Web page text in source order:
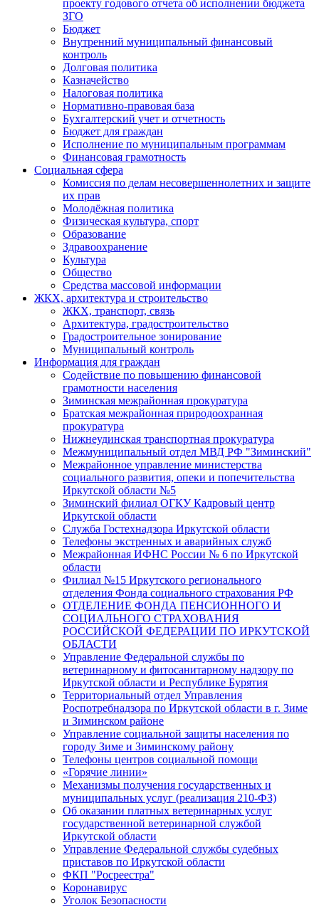
проекту годового отчета об исполнении бюджета
ЗГО
Бюджет
Внутренний муниципальный финансовый
контроль
Долговая политика
Казначейство
Налоговая политика
Нормативно-правовая база
Бухгалтерский учет и отчетность
Бюджет для граждан
Исполнение по муниципальным программам
Финансовая грамотность
Социальная сфера
Комиссия по делам несовершеннолетних и защите
их прав
Молодёжная политика
Физическая культура, спорт
Образование
Здравоохранение
Культура
Общество
Средства массовой информации
ЖКХ, архитектура и строительство
ЖКХ, транспорт, связь
Архитектура, градостроительство
Градостроительное зонирование
Муниципальный контроль
Информация для граждан
Содействие по повышению финансовой
грамотности населения
Зиминская межрайонная прокуратура
Братская межрайонная природоохранная
прокуратура
Нижнеудинская транспортная прокуратура
Межмуниципальный отдел МВД РФ "Зиминский"
Межрайонное управление министерства
социального развития, опеки и попечительства
Иркутской области №5
Зиминский филиал ОГКУ Кадровый центр
Иркутской области
Служба Гостехнадзора Иркутской области
Телефоны экстренных и аварийных служб
Межрайонная ИФНС России № 6 по Иркутской
области
Филиал №15 Иркутского регионального
отделения Фонда социального страхования РФ
ОТДЕЛЕНИЕ ФОНДА ПЕНСИОННОГО И
СОЦИАЛЬНОГО СТРАХОВАНИЯ
РОССИЙСКОЙ ФЕДЕРАЦИИ ПО ИРКУТСКОЙ
ОБЛАСТИ
Управление Федеральной службы по
ветеринарному и фитосанитарному надзору по
Иркутской области и Республике Бурятия
Территориальный отдел Управления
Роспотребнадзора по Иркутской области в г. Зиме
и Зиминском районе
Управление социальной защиты населения по
городу Зиме и Зиминскому району
Телефоны центров социальной помощи
«Горячие линии»
Механизмы получения государственных и
муниципальных услуг (реализация 210-ФЗ)
Об оказании платных ветеринарных услуг
государственной ветеринарной службой
Иркутской области
Управление Федеральной службы судебных
приставов по Иркутской области
ФКП "Росреестра"
Коронавирус
Уголок Безопасности